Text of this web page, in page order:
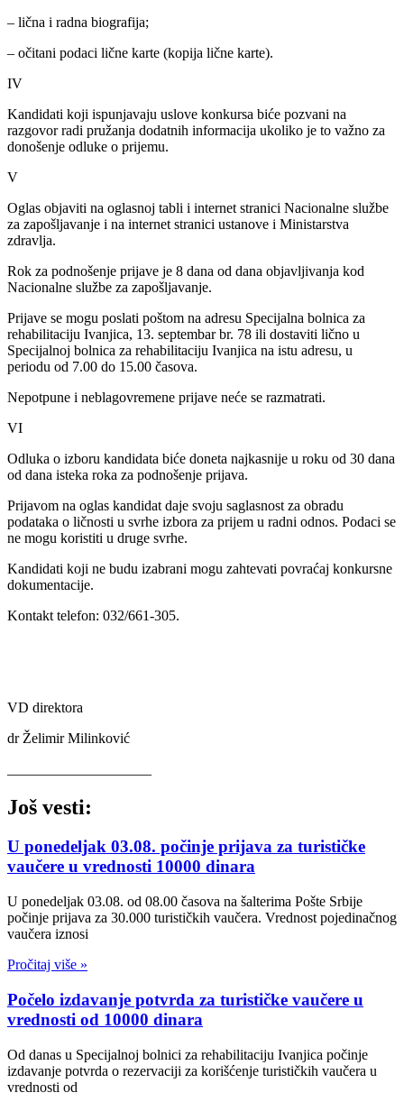
– lična i radna biografija;
– očitani podaci lične karte (kopija lične karte).
IV
Kandidati koji ispunjavaju uslove konkursa biće pozvani na
razgovor radi pružanja dodatnih informacija ukoliko je to važno za
donošenje odluke o prijemu.
V
Oglas objaviti na oglasnoj tabli i internet stranici Nacionalne službe
za zapošlјavanje i na internet stranici ustanove i Ministarstva
zdravlјa.
Rok za podnošenje prijave je 8 dana od dana objavlјivanja kod
Nacionalne službe za zapošlјavanje.
Prijave se mogu poslati poštom na adresu Specijalna bolnica za
rehabilitaciju Ivanjica, 13. septembar br. 78 ili dostaviti lično u
Specijalnoj bolnica za rehabilitaciju Ivanjica na istu adresu, u
periodu od 7.00 do 15.00 časova.
Nepotpune i neblagovremene prijave neće se razmatrati.
VI
Odluka o izboru kandidata biće doneta najkasnije u roku od 30 dana
od dana isteka roka za podnošenje prijava.
Prijavom na oglas kandidat daje svoju saglasnost za obradu
podataka o ličnosti u svrhe izbora za prijem u radni odnos. Podaci se
ne mogu koristiti u druge svrhe.
Kandidati koji ne budu izabrani mogu zahtevati povraćaj konkursne
dokumentacije.
Kontakt telefon: 032/661-305.
VD direktora
dr Želimir Milinković
Još vesti:
U ponedeljak 03.08. počinje prijava za turističke
vaučere u vrednosti 10000 dinara
U ponedeljak 03.08. od 08.00 časova na šalterima Pošte Srbije
počinje prijava za 30.000 turističkih vaučera. Vrednost pojedinačnog
vaučera iznosi
Pročitaj više »
Počelo izdavanje potvrda za turističke vaučere u
vrednosti od 10000 dinara
Od danas u Specijalnoj bolnici za rehabilitaciju Ivanjica počinje
izdavanje potvrda o rezervaciji za korišćenje turističkih vaučera u
vrednosti od